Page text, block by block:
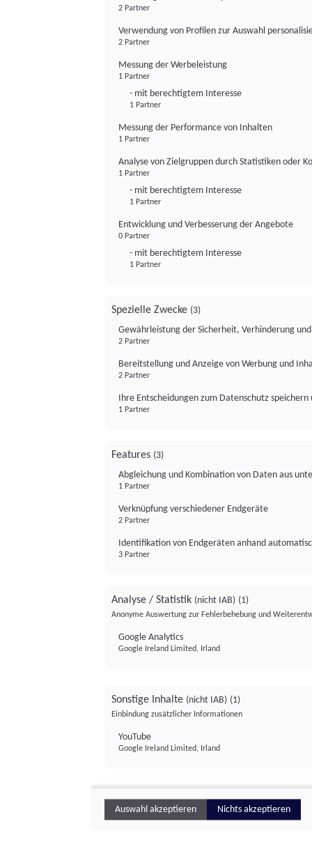
2 Partner
Verwendung von Profilen zur Auswahl
2 Partner
Messung der Werbeleistung
1 Partner
- mit berechtigtem Interesse
1 Partner
Messung der Performance von Inhalten
1 Partner
Analyse von Zielgruppen durch Statistiken oder
1 Partner
- mit berechtigtem Interesse
1 Partner
Entwicklung und Verbesserung der Angebote
0 Partner
- mit berechtigtem Interesse
1 Partner
Spezielle Zwecke (3)
Gewährleistung der Sicherheit, Verhinderung
2 Partner
Bereitstellung und Anzeige von Werbung und
2 Partner
Ihre Entscheidungen zum Datenschutz
1 Partner
Features (3)
Abgleichung und Kombination von Daten aus
1 Partner
Verknüpfung verschiedener Endgeräte
2 Partner
Identifikation von Endgeräten anhand
3 Partner
Analyse / Statistik (nicht IAB) (1)
Anonyme Auswertung zur Fehlerbehebung und
Google Analytics
Google Ireland Limited, Irland
Sonstige Inhalte (nicht IAB) (1)
Einbindung zusätzlicher Informationen
YouTube
Google Ireland Limited, Irland
Auswahl akzeptieren Nichts akzeptieren